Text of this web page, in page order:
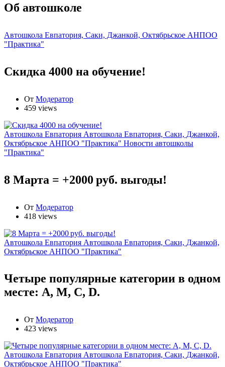
Об автошколе
Автошкола Евпатория, Саки, Джанкой, Октябрьское АНПОО
"Практика"
Скидка 4000 на обучение!
От Модератор
459 views
Автошкола Евпатория Автошкола Евпатория, Саки, Джанкой,
Октябрьское АНПОО "Практика" Новости автошколы
"Практика"
8 Марта = +2000 руб. выгоды!
От Модератор
418 views
Автошкола Евпатория Автошкола Евпатория, Саки, Джанкой,
Октябрьское АНПОО "Практика"
Четыре популярные категории в одном
месте: А, М, С, D.
От Модератор
423 views
Автошкола Евпатория Автошкола Евпатория, Саки, Джанкой,
Октябрьское АНПОО "Практика"